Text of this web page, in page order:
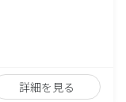
詳細を見る